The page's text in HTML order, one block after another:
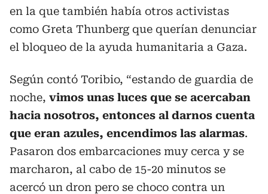
en la que también había otros activistas
como Greta Thunberg que querían denunciar
el bloqueo de la ayuda humanitaria a Gaza.
Según contó Toribio, “estando de guardia de
noche, vimos unas luces que se acercaban
hacia nosotros, entonces al darnos cuenta
que eran azules, encendimos las alarmas.
Pasaron dos embarcaciones muy cerca y se
marcharon, al cabo de 15-20 minutos se
acercó un dron pero se choco contra un